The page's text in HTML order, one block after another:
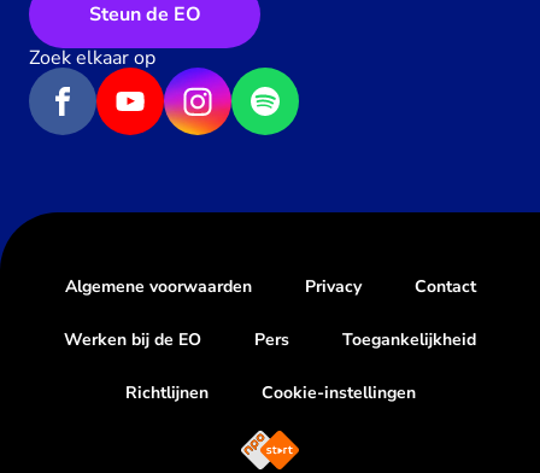
Steun de EO
Zoek elkaar op
Algemene voorwaarden Privacy Contact
Werken bij de EO Pers Toegankelijkheid
Richtlijnen Cookie-instellingen